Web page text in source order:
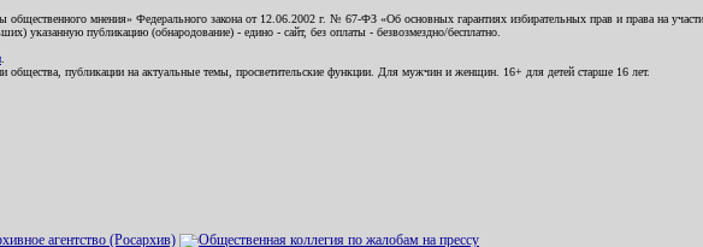
общественного мнения» Федерального закона от 12.06.2002 г. № 67-ФЗ «Об основных гарантиях избирательных прав и права на
указанную публикацию (обнародование) - едино - сайт, без оплаты - безвозмездно/бесплатно.
общества, публикации на актуальные темы, просветительские функции. Для мужчин и женщин. 16+ для детей старше 16 лет.